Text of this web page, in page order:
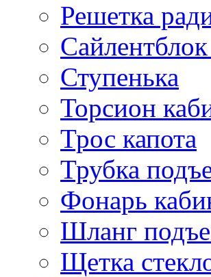
Решетка
Ступенька
Торсион
Трос капота
Трубка
Фонарь
Шланг
Щетка